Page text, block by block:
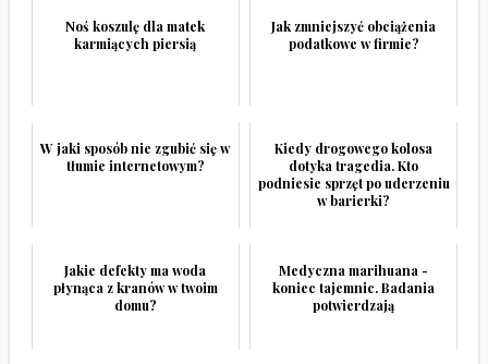
Noś koszulę dla matek
karmiących piersią
Jak zmniejszyć obciążenia
podatkowe w firmie?
W jaki sposób nie zgubić się w
tłumie internetowym?
Kiedy drogowego kolosa
dotyka tragedia. Kto
podniesie sprzęt po uderzeniu
w barierki?
Jakie defekty ma woda
płynąca z kranów w twoim
domu?
Medyczna marihuana -
koniec tajemnic. Badania
potwierdzają